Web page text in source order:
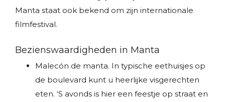
Manta staat ook bekend om zijn internationale
filmfestival.
Bezienswaardigheden in Manta
Malecón de manta. In typische eethuisjes op
de boulevard kunt u heerlijke visgerechten
eten. ‘S avonds is hier een feestje op straat en